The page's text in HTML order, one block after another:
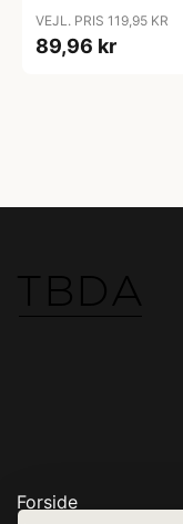
Blossom
VEJL. PRIS 119,95 KR
89,96 kr
Forside